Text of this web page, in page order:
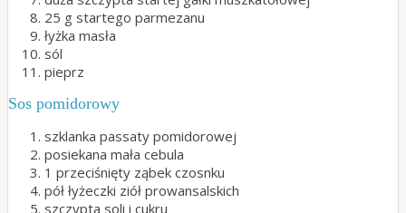
25 g startego parmezanu
łyżka masła
sól
pieprz
Sos pomidorowy
szklanka passaty pomidorowej
posiekana mała cebula
1 przeciśnięty ząbek czosnku
pół łyżeczki ziół prowansalskich
szczypta soli i cukru